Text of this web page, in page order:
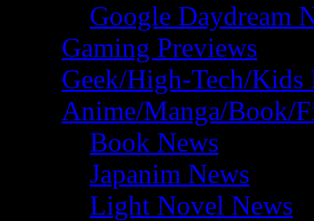
Google Daydream
Gaming Previews
Geek/High-Tech/Kids
Anime/Manga/Book/
Book News
Japanim News
Light Novel News